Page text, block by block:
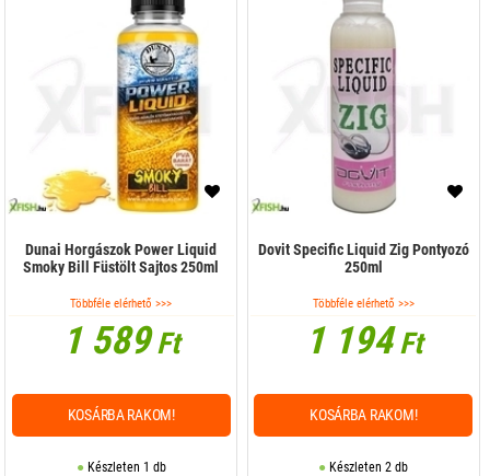
Dunai Horgászok Power Liquid
Smoky Bill Füstölt Sajtos 250ml
Többféle elérhető >>>
1 589Ft
Készleten 1 db
KOSÁRBA RAKOM!
Dovit Specific Liquid Zig Pontyozó
250ml
Többféle elérhető >>>
1 194Ft
Készleten 2 db
KOSÁRBA RAKOM!